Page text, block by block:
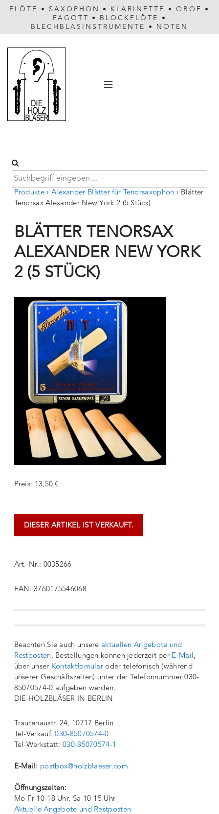
FLÖTE • SAXOPHON • KLARINETTE • OBOE
•
FAGOTT
• BLOCKFLÖTE
•
BLECHBLASINSTRUMENTE
• NOTEN
Produkte › Alexander Blätter für Tenorsaxophon › Blätter
Tenorsax Alexander New York 2 (5 Stück)
BLÄTTER TENORSAX
ALEXANDER NEW YORK
2 (5 STÜCK)
Preis: 13,50 €
DIESER ARTIKEL IST VERKAUFT.
Art.-Nr.: 0035266
EAN: 3760175546068
Beachten Sie auch unsere aktuellen Angebote und
Restposten. Bestellungen können jederzeit per E-Mail,
über unser Kontaktfomular oder telefonisch (während
unserer Geschäftszeiten) unter der Telefonnummer 030-
85070574-0 aufgeben werden.
DIE HOLZBLÄSER IN BERLIN
Trautenaustr. 24, 10717 Berlin
Tel-Verkauf:030-85070574-0
Tel-Werkstatt:030-85070574-1
E-Mail: postbox@holzblaeser.com
Öffnungszeiten:
Mo-Fr 10-18 Uhr, Sa 10-15 Uhr
Aktuelle Angebote und Restposten